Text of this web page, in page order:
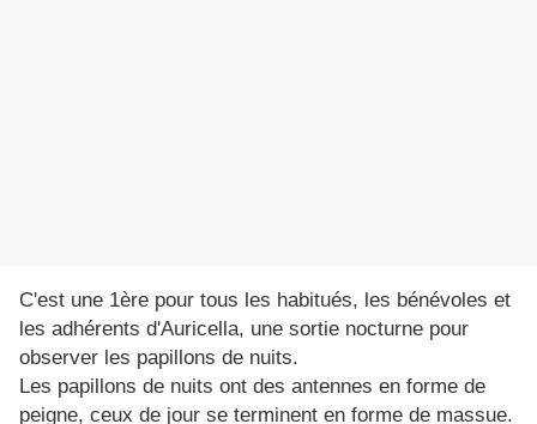
C'est une 1ère pour tous les habitués, les bénévoles et
les adhérents d'Auricella, une sortie nocturne pour
observer les papillons de nuits.
Les papillons de nuits ont des antennes en forme de
peigne, ceux de jour se terminent en forme de massue.